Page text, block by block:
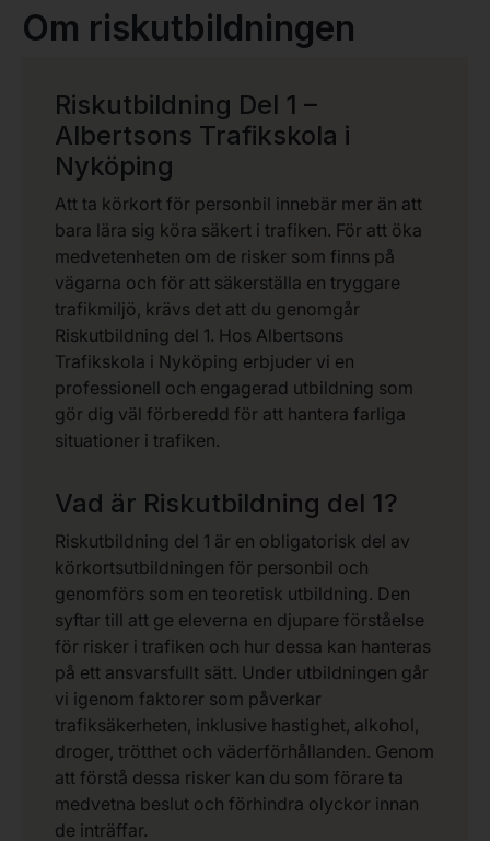
Om riskutbildningen
Riskutbildning Del 1 –
Albertsons Trafikskola i
Nyköping
Att ta körkort för personbil innebär mer än att
bara lära sig köra säkert i trafiken. För att öka
medvetenheten om de risker som finns på
vägarna och för att säkerställa en tryggare
trafikmiljö, krävs det att du genomgår
Riskutbildning del 1. Hos Albertsons
Trafikskola i Nyköping erbjuder vi en
professionell och engagerad utbildning som
gör dig väl förberedd för att hantera farliga
situationer i trafiken.
Vad är Riskutbildning del 1?
Riskutbildning del 1 är en obligatorisk del av
körkortsutbildningen för personbil och
genomförs som en teoretisk utbildning. Den
syftar till att ge eleverna en djupare förståelse
för risker i trafiken och hur dessa kan hanteras
på ett ansvarsfullt sätt. Under utbildningen går
vi igenom faktorer som påverkar
trafiksäkerheten, inklusive hastighet, alkohol,
droger, trötthet och väderförhållanden. Genom
att förstå dessa risker kan du som förare ta
medvetna beslut och förhindra olyckor innan
de inträffar.